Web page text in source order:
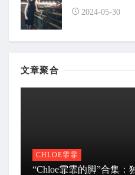
2024-05-30
文章聚合
CHLOE霏霏
“Chloe霏霏的脚”合集：